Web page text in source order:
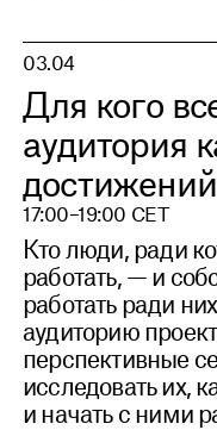
03.04
Для кого
аудитория
достижений
17:00–19:00 CET
Кто люди, ради
работать, — и
работать ради
аудиторию
перспективные
исследовать их,
и начать с ними